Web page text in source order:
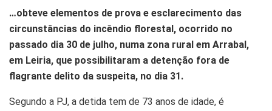
…obteve elementos de prova e esclarecimento das
circunstâncias do incêndio florestal, ocorrido no
passado dia 30 de julho, numa zona rural em Arrabal,
em Leiria, que possibilitaram a detenção fora de
flagrante delito da suspeita, no dia 31.
Segundo a PJ, a detida tem de 73 anos de idade, é